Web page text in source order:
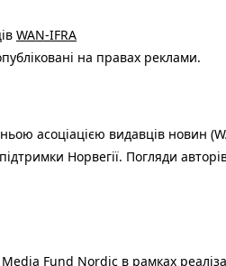
WAN-IFRA
на правах реклами.
асоціацією видавців новин
Норвегії. Погляди
Fund Nordic в рамках